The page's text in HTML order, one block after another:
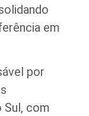
em
por
Sul, com